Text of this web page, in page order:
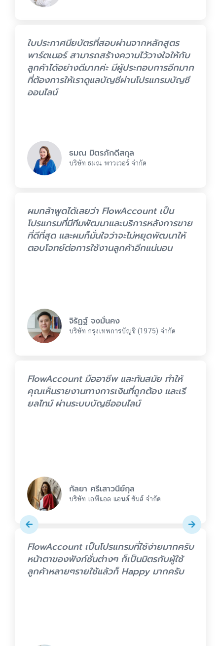
ใบประกาศนียบัตรที่สอบผ่านจากหลักสูตร
พาร์ตเนอร์ สามารถสร้างความไว้วางใจให้กับ
ลูกค้าได้อย่างดีมากค่ะ มีผู้ประกอบการอีกมาก
ที่ต้องการให้เราดูแลบัญชีผ่านโปรแกรมบัญชี
ออนไลน์
ธมณ มิตรภักดีสกุล
บริษัท ธมณ พาวเวอร์ จำกัด
ผมกล้าพูดได้เลยว่า FlowAccount เป็น
โปรแกรมที่มีทีมพัฒนาและบริการหลังการขาย
ที่ดีที่สุด และผมก็มั่นใจว่าจะไม่หยุดพัฒนาให้
ตอบโจทย์ต่อการใช้งานลูกค้าอีกแน่นอน
จิรัฏฐ์ จงมั่นคง
บริษัท กรุงเทพการบัญชี (1975) จำกัด
FlowAccount มืออาชีพ และทันสมัย ทำให้
คุณเห็นรายงานทางการเงินที่ถูกต้อง และเรี
ยลไทม์ ผ่านระบบบัญชีออนไลน์
กัลยา ศรีเสาวนีย์กุล
บริษัท เอพีแอล แอนด์ ซันส์ จำกัด
FlowAccount เป็นโปรแกรมที่ใช้ง่ายมากครับ
หน้าตาของฟังก์ชั่นต่างๆ ก็เป็นมิตรกับผู้ใช้
ลูกค้าหลายๆรายใช้แล้วก็ Happy มากครับ